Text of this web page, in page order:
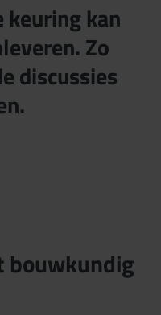
keuring kan
Zo
discussies
bouwkundig